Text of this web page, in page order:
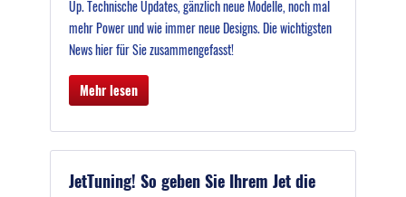
Up. Technische Updates, gänzlich neue Modelle, noch mal
mehr Power und wie immer neue Designs. Die wichtigsten
News hier für Sie zusammengefasst!
Mehr lesen
JetTuning! So geben Sie Ihrem Jet die